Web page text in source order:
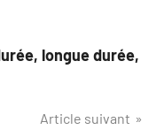
longue durée,
Article suivant